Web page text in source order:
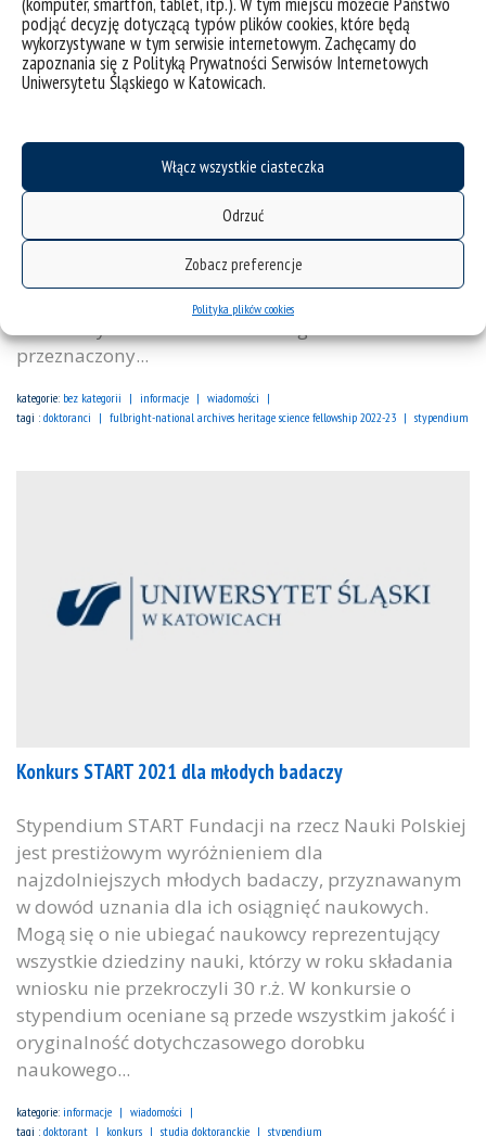
podjąć decyzję dotyczącą typów plików cookies, które będą
wykorzystywane w tym serwisie internetowym. Zachęcamy do
zapoznania się z Polityką Prywatności Serwisów Internetowych
Uniwersytetu Śląskiego w Katowicach.
Włącz wszystkie ciasteczka
Odrzuć
Zobacz preferencje
Polityka plików cookies
Fulbright-National Archives Heritage Science Fellowship
2022-23
Fulbright-National Archives Heritage Science
programu stypendialnego Fulbright-National
Archives Heritage Science Fellowship 2022-23.
Program finansuje wizytę badawczą, trwającą od 5
do 12 miesięcy, w Heritage Science Research and
Testing Lab w College Park, Maryland –
nowoczesnym laboratorium specjalizującym się w
badaniach nad dziedzictwem, działającym przy
przeznaczony...
kategorie: bez kategorii informacje
wiadomości
tagi : doktoranci fulbright-national archives heritage science fellowship 2022-23 stypendium
Konkurs START 2021 dla młodych badaczy
Stypendium START Fundacji na rzecz Nauki Polskiej
jest prestiżowym wyróżnieniem dla
najzdolniejszych młodych badaczy, przyznawanym
w dowód uznania dla ich osiągnięć naukowych.
Mogą się o nie ubiegać naukowcy reprezentujący
wszystkie dziedziny nauki, którzy w roku składania
wniosku nie przekroczyli 30 r.ż. W konkursie o
stypendium oceniane są przede wszystkim jakość i
oryginalność dotychczasowego dorobku
naukowego...
kategorie: informacje
wiadomości
tagi : doktorant konkurs studia doktoranckie stypendium